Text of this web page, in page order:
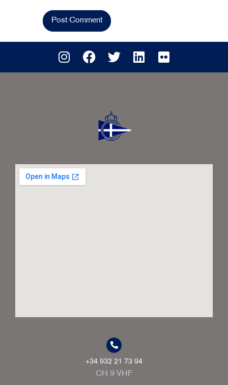
+34 932 21 73 94
CH 9 VHF